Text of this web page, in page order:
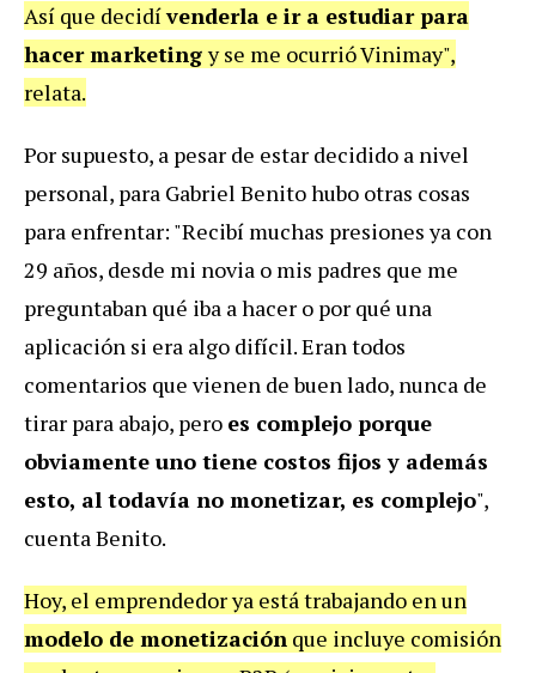
Así que decidívenderla e ir a estudiar para
hacer marketingy se me ocurrió Vinimay",
relata.
Por supuesto, a pesar de estar decidido a nivel
personal, para Gabriel Benito hubo otras cosas
para enfrentar: "Recibí muchas presiones ya con
29 años, desde mi novia o mis padres que me
preguntaban qué iba a hacer o por qué una
aplicación si era algo difícil. Eran todos
comentarios que vienen de buen lado, nunca de
tirar para abajo, pero es complejo porque
obviamente uno tiene costos fijos y además
esto, al todavía no monetizar, es complejo",
cuenta Benito.
Hoy, el emprendedor ya está trabajando en un
modelo de monetización que incluye comisión